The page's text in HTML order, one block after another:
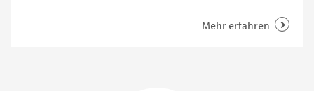
Erwachsenwerden. Hauptperson Erika wächst als Kind
Mehr erfahren